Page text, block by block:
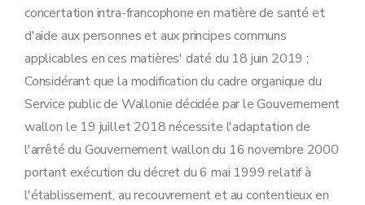
concertation intra-francophone en matière de santé et
d'aide aux personnes et aux principes communs
applicables en ces matières' daté du 18 juin 2019 ;
Considérant que la modification du cadre organique du
Service public de Wallonie décidée par le Gouvernement
wallon le 19 juillet 2018 nécessite l'adaptation de
l'arrêté du Gouvernement wallon du 16 novembre 2000
portant exécution du décret du 6 mai 1999 relatif à
l'établissement, au recouvrement et au contentieux en